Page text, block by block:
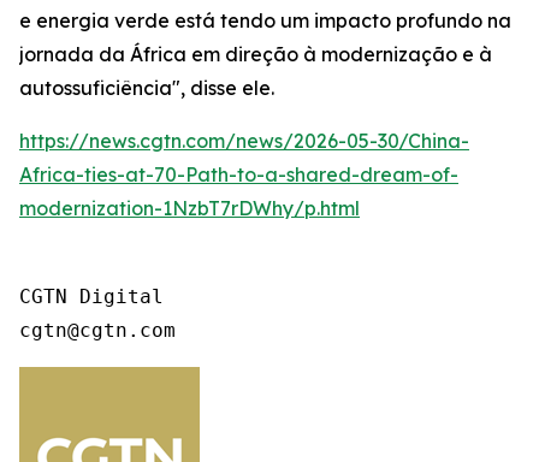
e energia verde está tendo um impacto profundo na
jornada da África em direção à modernização e à
autossuficiência", disse ele.
https://news.cgtn.com/news/2026-05-30/China-
Africa-ties-at-70-Path-to-a-shared-dream-of-
modernization-1NzbT7rDWhy/p.html
CGTN Digital
cgtn@cgtn.com